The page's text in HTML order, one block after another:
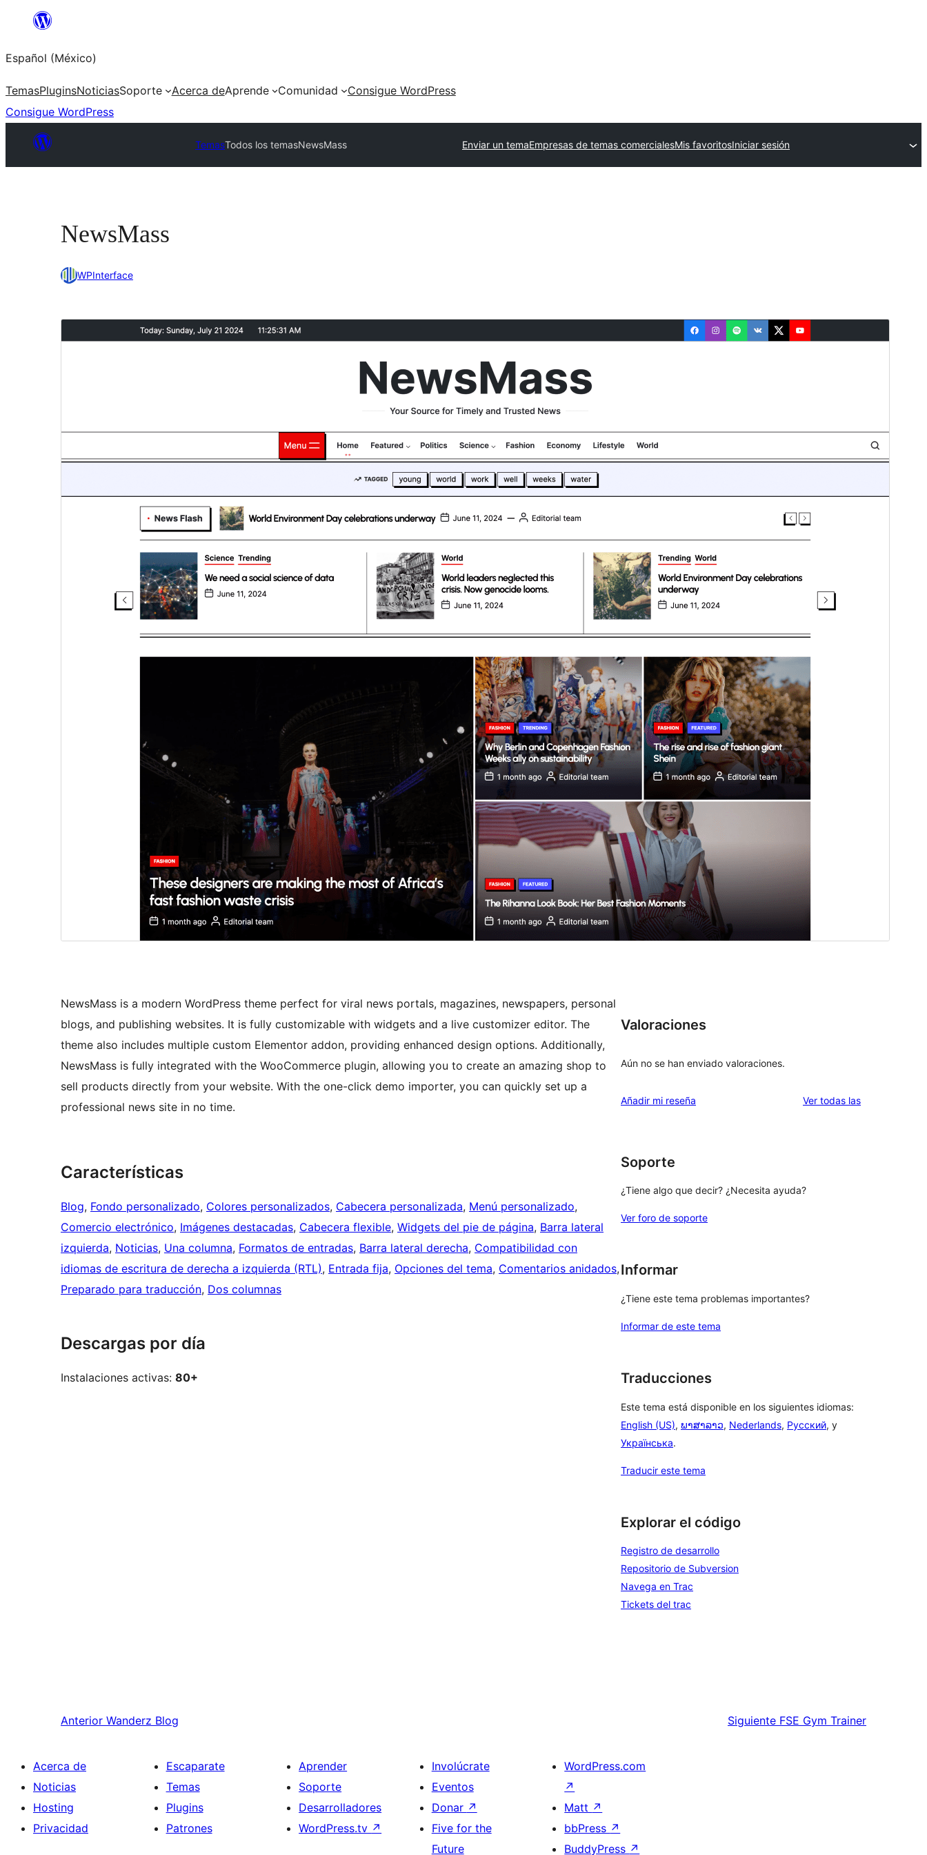
Saltar
contenido
Español (México)
TemasPluginsNoticiasSoporte Acerca deAprende Comunidad
Consigue WordPress
Consigue WordPress
TemasTodos los temasNewsMass Enviar un temaEmpresas de temas comercialesMis favoritosIniciar sesión
NewsMass
WPInterface
Descargar
Página de inicio del tema
NewsMass is a modern WordPress theme perfect for viral news portals, magazines, newspapers, personal
blogs, and publishing websites. It is fully customizable with widgets and a live customizer editor. The
theme also includes multiple custom Elementor addon, providing enhanced design options. Additionally,
NewsMass is fully integrated with the WooCommerce plugin, allowing you to create an amazing shop to
sell products directly from your website. With the one-click demo importer, you can quickly set up a
professional news site in no time.
Características
Blog, Fondo personalizado, Colores personalizados, Cabecera personalizada, Menú personalizado
Comercio electrónico, Imágenes destacadas, Cabecera flexible, Widgets del pie de página, Barra lateral
izquierda, Noticias, Una columna, Formatos de entradas, Barra lateral derecha, Compatibilidad con
idiomas de escritura de derecha a izquierda (RTL), Entrada fija, Opciones del tema, Comentarios anidados ,
Preparado para traducción, Dos columnas
Descargas por día
Instalaciones activas: 80+
Valoraciones
Aún no se han enviado valoraciones.
Añadir mi reseña Ver todas lasvaloraciones
Soporte
¿Tiene algo que decir? ¿Necesita ayuda?
Ver foro de soporte
Informar
¿Tiene este tema problemas importantes?
Informar de este tema
Traducciones
Este tema está disponible en los siguientes idiomas:
English (US), ພາສາລາວ, Nederlands, Русский, y
Українська.
Traducir este tema
Explorar el código
Registro de desarrollo
Repositorio de Subversion
Navega en Trac
Tickets del trac
Anterior Wanderz Blog Siguiente FSE Gym Trainer
Acerca de
Noticias
Hosting
Privacidad
Escaparate
Temas
Plugins
Patrones
Aprender
Soporte
Desarrolladores
WordPress.tv ↗
Involúcrate
Eventos
Donar ↗
Five for the
Future
WordPress.com
↗
Matt ↗
bbPress ↗
BuddyPress ↗